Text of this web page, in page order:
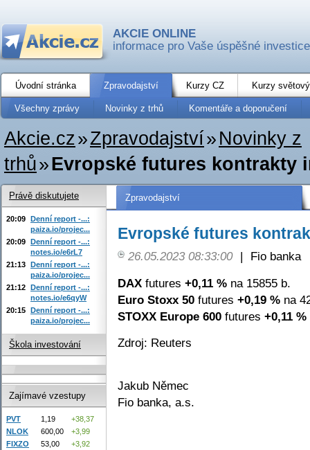
AKCIE ONLINE
informace pro Vaše úspěšné investice
Úvodní stránka Zpravodajství Kurzy CZ Kurzy
Všechny zprávy Novinky z trhů Komentáře a doporučení
Akcie.cz»Zpravodajství» Novinky z
trhů»Evropské futures kontrakty
Zpravodajství
Evropské futures
26.05.2023 08:33:00 |
Fio banka
DAX futures +0,11 % na 15855 b.
Euro Stoxx 50 futures +0,19 % na
STOXX Europe 600 futures +0,11 %
Zdroj: Reuters
Jakub Němec
Fio banka, a.s.
Právě diskutujete
20:09 Denní report -...:
paiza.io/projec...
20:09 Denní report -...:
notes.io/e6rL7
21:13 Denní report -...:
paiza.io/projec...
21:12 Denní report -...:
notes.io/e6qyW
20:15 Denní report -...:
paiza.io/projec...
Škola investování
Zajímavé vzestupy
PVT 1,19
+38,37
NLOK
600,00
+3,99
FIXZO
53,00
+3,92